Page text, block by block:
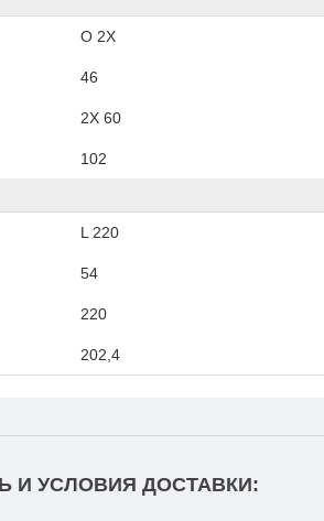
O 2X
46
2X 60
102
L 220
54
220
202,4
И УСЛОВИЯ ДОСТАВКИ: